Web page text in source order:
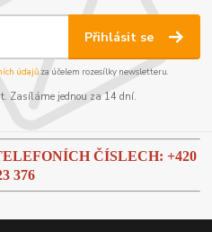
Přihlásit se
údajůza účelem rozesílky newsletteru.
Zasíláme jednou za 14 dní.
ČÍSLECH: +420
376